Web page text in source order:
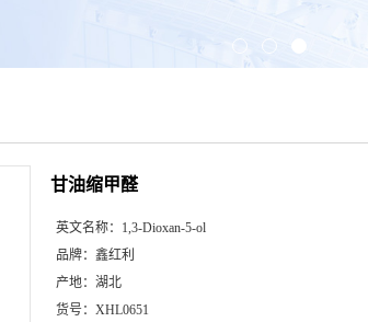
甘油缩甲醛
英文名称： 1,3-Dioxan-5-ol
品牌： 鑫红利
产地： 湖北
货号： XHL0651